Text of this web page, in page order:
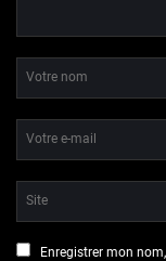
Enregistrer mon